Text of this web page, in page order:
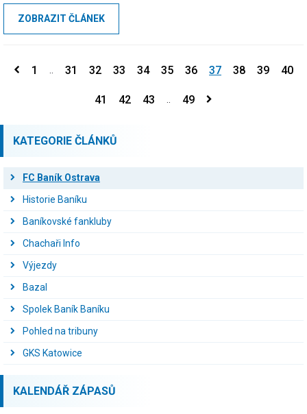
opor a do zápasu naskočila řada hráčů širšího kádru.V bráně se
objevil Tonda Buček...
ZOBRAZIT ČLÁNEK
1 31 32 33 34 35 36 37 38 39 40
41 42 43 49
KATEGORIE ČLÁNKŮ
FC Baník Ostrava
Historie Baníku
Baníkovské fankluby
Chachaři Info
Výjezdy
Bazal
Spolek Baník Baníku
Pohled na tribuny
GKS Katowice
KALENDÁŘ ZÁPASŮ